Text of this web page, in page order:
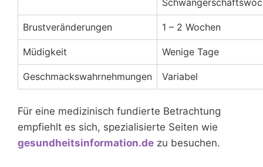
Brustveränderungen 1 – 2 Wochen
Müdigkeit Wenige Tage
Geschmackswahrnehmungen Variabel
Für eine medizinisch fundierte Betrachtung
empfiehlt es sich, spezialisierte Seiten wie
gesundheitsinformation.de zu besuchen.